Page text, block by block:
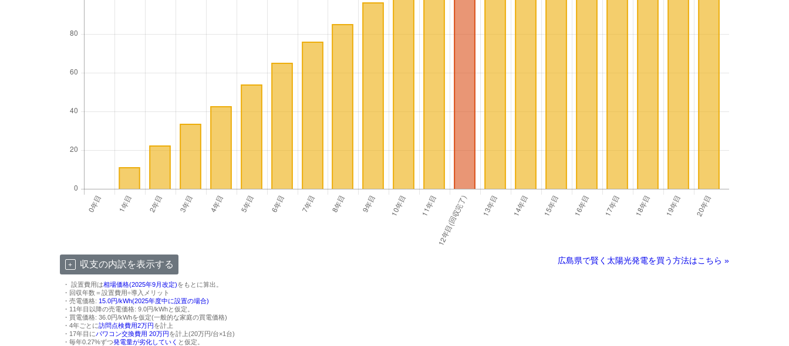
収支の内訳を表示する 広島県で賢く太陽光発電を買う方法はこちら »
・ 設置費用は相場価格(2025年9月改定)をもとに算出。
・回収年数＝設置費用÷導入メリット
・売電価格: 15.0円/kWh(2025年度中に設置の場合)
・11年目以降の売電価格: 9.0円/kWhと仮定。
・買電価格: 36.0円/kWhを仮定(一般的な家庭の買電価格)
・4年ごとに訪問点検費用2万円を計上
・17年目にパワコン交換費用 20万円を計上(20万円/台×1台)
・毎年0.27%ずつ発電量が劣化していく と仮定。